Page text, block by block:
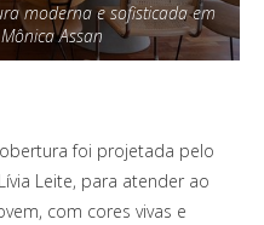
moderna e sofisticada em
Assan
foi projetada pelo
Leite, para atender ao
com cores vivas e